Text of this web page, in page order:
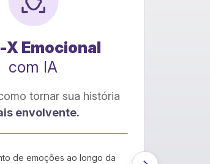
Conversão para EBOOK
Transforme seu livro de PDF para
EPub ealcance um novo público!
Conversão para formato EPub3, padrão